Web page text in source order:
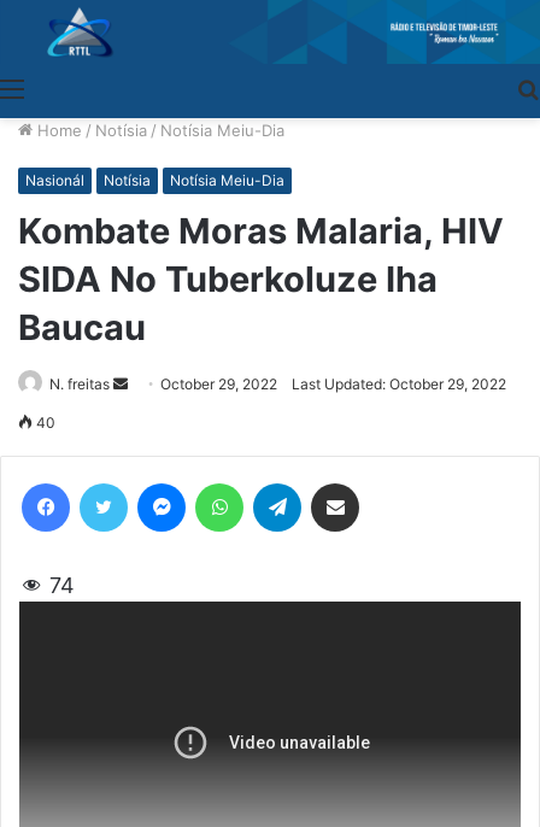
Home / Notísia / Notísia Meiu-Dia
Nasionál Notísia Notísia Meiu-Dia
Kombate Moras Malaria, HIV
SIDA No Tuberkoluze Iha
Baucau
N. freitas
SendOctober 29, 2022 Last Updated: October 29, 2022
40
74